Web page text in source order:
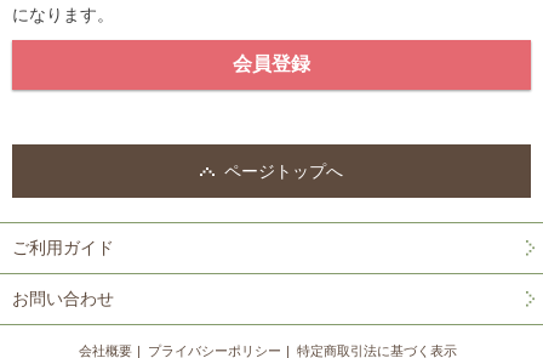
になります。
ページトップへ
ご利用ガイド
お問い合わせ
会社概要 プライバシーポリシー 特定商取引法に基づく表示